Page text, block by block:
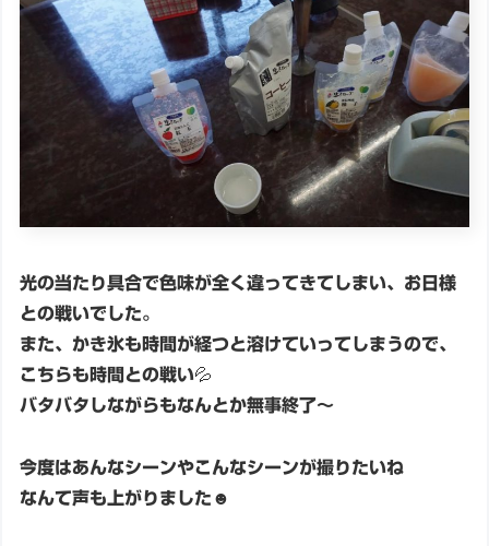
光の当たり具合で色味が全く違ってきてしまい、お日様
との戦いでした。
また、かき氷も時間が経つと溶けていってしまうので、
こちらも時間との戦い💦
バタバタしながらもなんとか無事終了～
今度はあんなシーンやこんなシーンが撮りたいね
なんて声も上がりました☻